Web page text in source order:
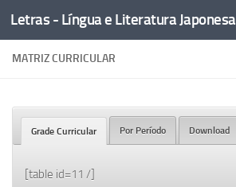
Skip to content
Letras - Língua e Literatura Japonesa
MATRIZ CURRICULAR
Grade Curricular Por Período Download
[table id=11 /]